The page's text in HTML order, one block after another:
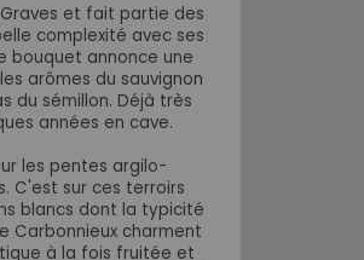
et fait partie des
complexité avec ses
bouquet annonce une
arômes du sauvignon
du sémillon. Déjà très
années en cave.
les pentes argilo-
C'est sur ces terroirs
blancs dont la typicité
Carbonnieux charment
à la fois fruitée et